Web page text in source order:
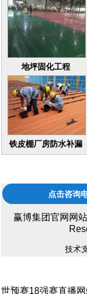
地坪固化工程
铁皮棚厂房防水补漏
点击咨询
赢博集团官网网
技术
世预赛18强赛直播